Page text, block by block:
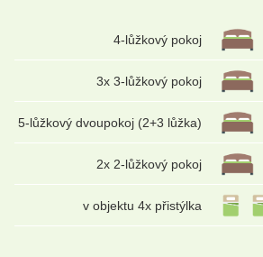
4-lůžkový pokoj
3x 3-lůžkový pokoj
5-lůžkový dvoupokoj (2+3 lůžka)
2x 2-lůžkový pokoj
v objektu 4x přistýlka